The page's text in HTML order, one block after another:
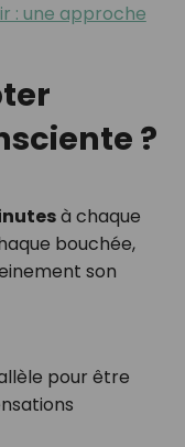
: une approche
?
à chaque
bouchée,
son
pour être